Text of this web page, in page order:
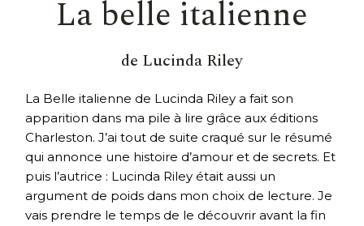
La belle italienne
de Lucinda Riley
La Belle italienne de Lucinda Riley a fait son
apparition dans ma pile à lire grâce aux éditions
Charleston. J’ai tout de suite craqué sur le résumé
qui annonce une histoire d’amour et de secrets. Et
puis l’autrice : Lucinda Riley était aussi un
argument de poids dans mon choix de lecture. Je
vais prendre le temps de le découvrir avant la fin